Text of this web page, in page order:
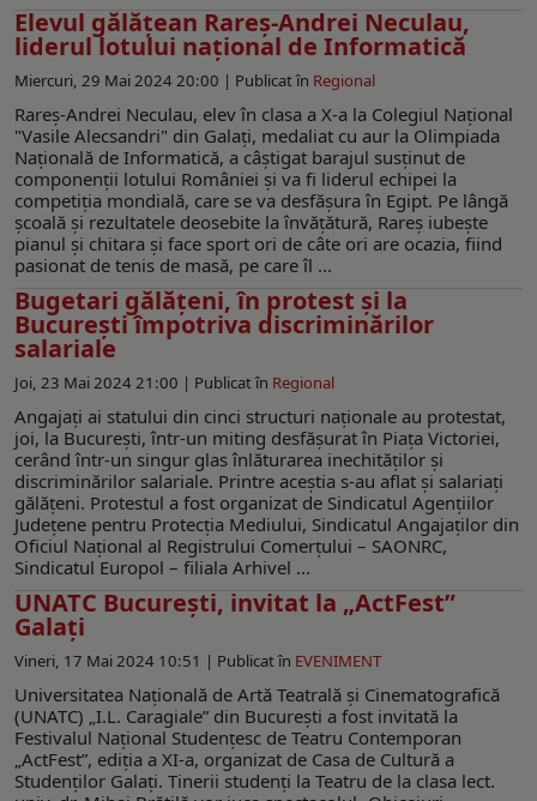
Elevul gălățean Rareş-Andrei Neculau,
liderul lotului național de Informatică
Miercuri, 29 Mai 2024 20:00 | Publicat în Regional
Rareș-Andrei Neculau, elev în clasa a X-a la Colegiul Naţional
"Vasile Alecsandri" din Galați, medaliat cu aur la Olimpiada
Naţională de Informatică, a câştigat barajul susţinut de
componenţii lotului României şi va fi liderul echipei la
competiţia mondială, care se va desfăşura în Egipt. Pe lângă
școală și rezultatele deosebite la învățătură, Rareș iubește
pianul și chitara și face sport ori de câte ori are ocazia, fiind
pasionat de tenis de masă, pe care îl ...
Bugetari gălățeni, în protest și la
București împotriva discriminărilor
salariale
Joi, 23 Mai 2024 21:00 | Publicat în Regional
Angajați ai statului din cinci structuri naționale au protestat,
joi, la București, într-un miting desfășurat în Piața Victoriei,
cerând într-un singur glas înlăturarea inechităților și
discriminărilor salariale. Printre aceștia s-au aflat și salariați
gălățeni. Protestul a fost organizat de Sindicatul Agențiilor
Județene pentru Protecția Mediului, Sindicatul Angajaților din
Oficiul Național al Registrului Comerțului – SAONRC,
Sindicatul Europol – filiala Arhivel ...
UNATC București, invitat la „ActFest”
Galați
Vineri, 17 Mai 2024 10:51 | Publicat în EVENIMENT
Universitatea Națională de Artă Teatrală și Cinematografică
(UNATC) „I.L. Caragiale” din București a fost invitată la
Festivalul Național Studențesc de Teatru Contemporan
„ActFest”, ediția a XI-a, organizat de Casa de Cultură a
Studenților Galați. Tinerii studenți la Teatru de la clasa lect.